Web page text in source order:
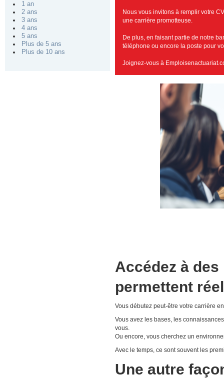
1 an
2 ans
3 ans
4 ans
5 ans
Plus de 5 ans
Plus de 10 ans
Nous vous invitons à remplir votre
une carrière promotteuse.
De plus, en faisant partie de notre
téléphone ou encore la poste pour
Joignez-vous à
Accédez à
permettent
Vous débutez peut-être votre carrière
Vous avez les bases, les
vous.
Ou encore, vous cherchez un
Avec le temps, ce sont souvent les
Une autre